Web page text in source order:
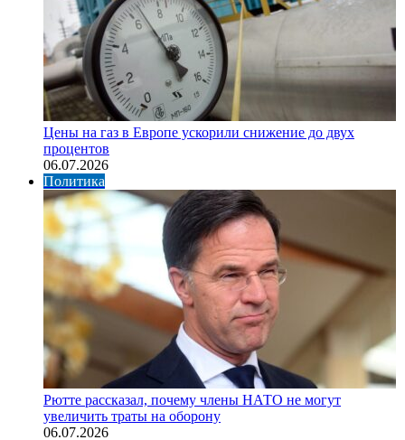
Цены на газ в Европе ускорили снижение до двух
процентов
06.07.2026
Политика
Рютте рассказал, почему члены НАТО не могут
увеличить траты на оборону
06.07.2026